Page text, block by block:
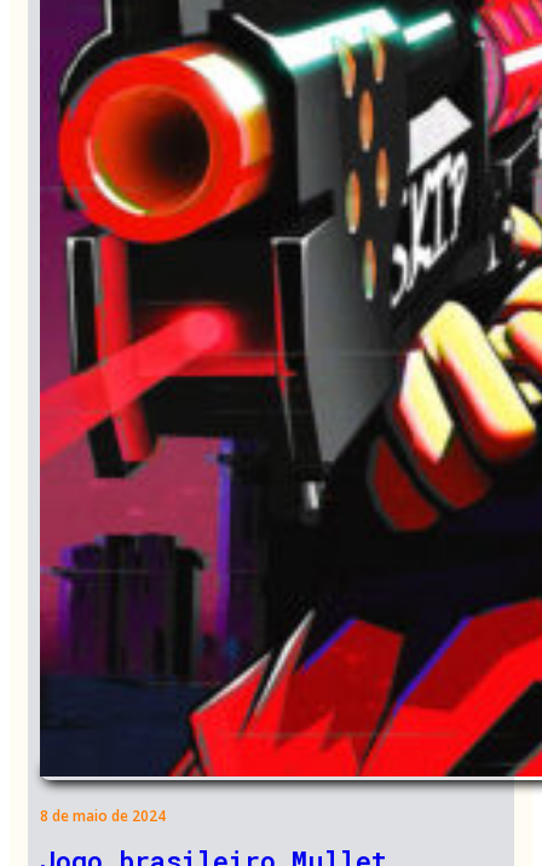
8 de maio de 2024